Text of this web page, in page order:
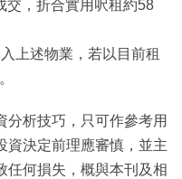
交，折合實用呎租約58
上述物業，若以目前租
分析技巧，只可作參考用
資決定前理應審慎，並主
任何損失，概與本刊及相